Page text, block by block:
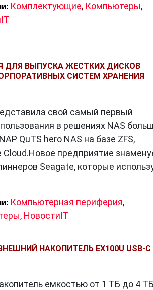
Комплектующие, Компьютеры,
ДЛЯ ВЫПУСКА ЖЕСТКИХ ДИСКОВ
СИСТЕМ ХРАНЕНИЯ
свой самый первый
в решениях NAS
QuTS hero NAS на базе ZFS,
предприятие
Seagate, которые
Компьютерная периферия,
, НовостиIT
НАКОПИТЕЛЬ EX100U USB-C
емкостью от 1 ТБ до 4